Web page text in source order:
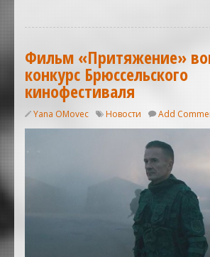
Фильм «Притяжение»
конкурс Брюссельского
кинофестиваля
Yana OMovec Новости Add